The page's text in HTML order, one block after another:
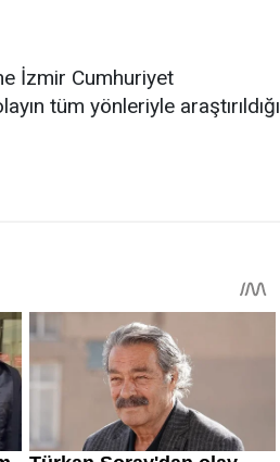
İzmir Cumhuriyet
tüm yönleriyle araştırıldığı